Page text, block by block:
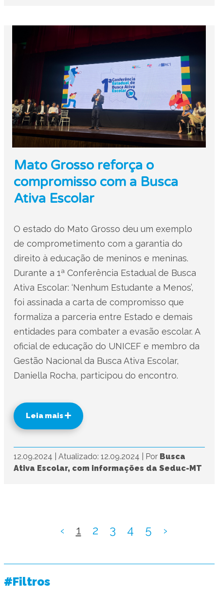
Mato Grosso reforça o
compromisso com a Busca
Ativa Escolar
O estado do Mato Grosso deu um exemplo
de comprometimento com a garantia do
direito à educação de meninos e meninas.
Durante a 1ª Conferência Estadual de Busca
Ativa Escolar: ‘Nenhum Estudante a Menos’,
foi assinada a carta de compromisso que
formaliza a parceria entre Estado e demais
entidades para combater a evasão escolar. A
oficial de educação do UNICEF e membro da
Gestão Nacional da Busca Ativa Escolar,
Daniella Rocha, participou do encontro.
Leia mais
12.09.2024 Atualizado: 12.09.2024 Por Busca
Ativa Escolar, com informações da Seduc-MT
‹ 1 2 3 4 5 ›
#Filtros